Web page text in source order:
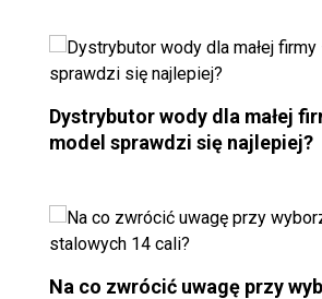
Dystrybutor wody dla małej
model sprawdzi się najlepiej?
Na co zwrócić uwagę przy